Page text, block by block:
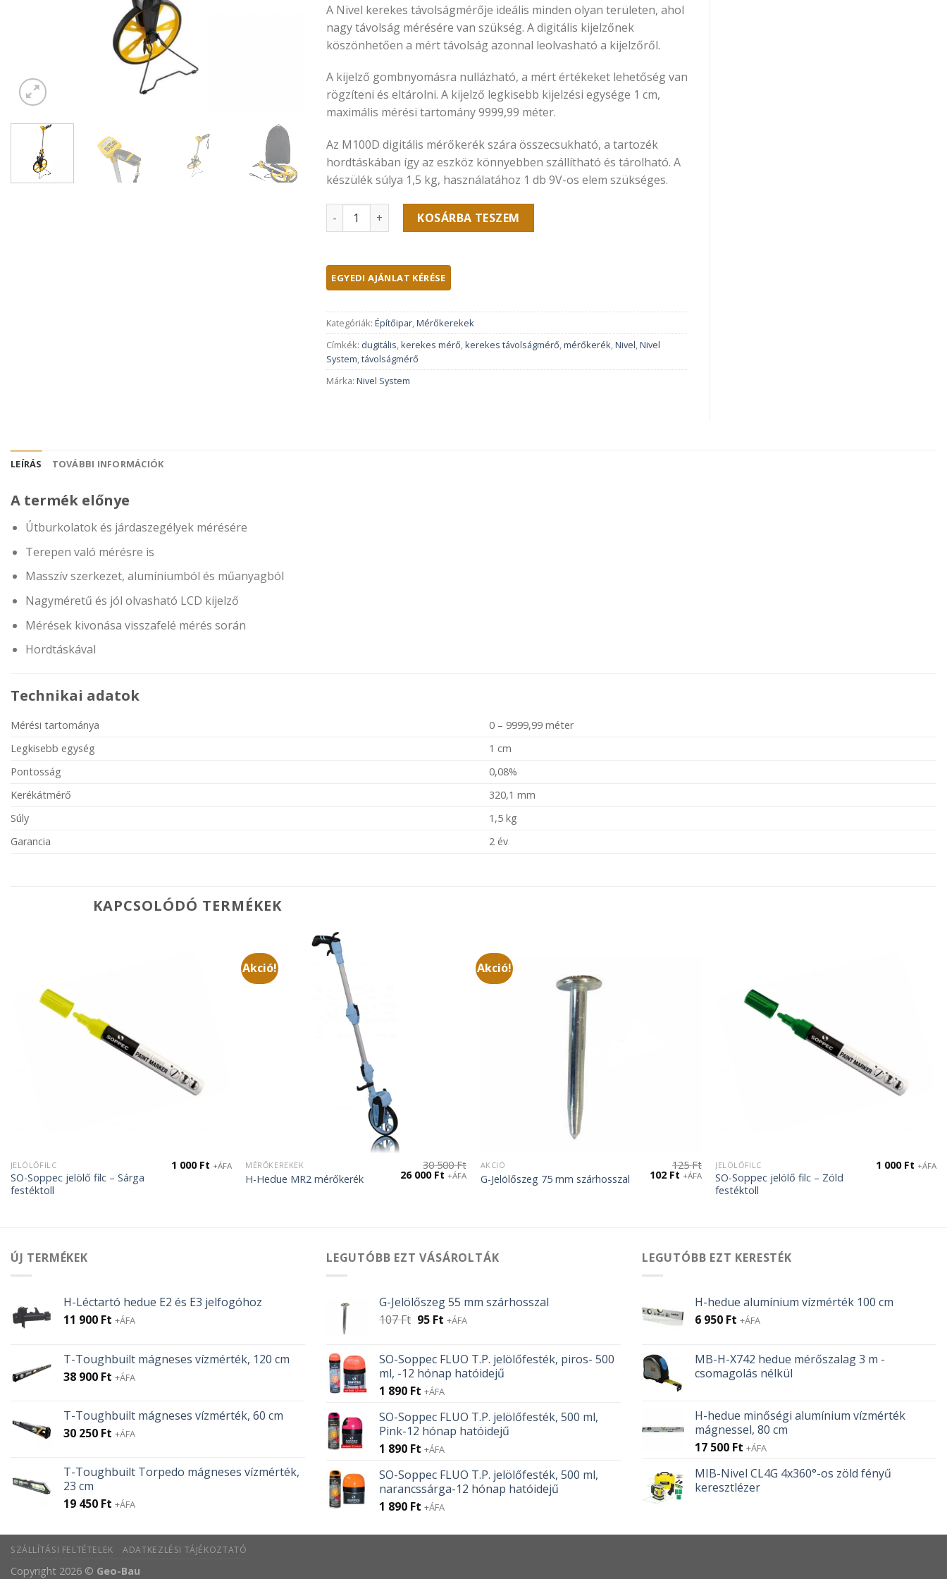
A Nivel kerekes távolságmérője ideális minden olyan területen, ahol
nagy távolság mérésére van szükség. A digitális kijelzőnek
köszönhetően a mért távolság azonnal leolvasható a kijelzőről.
A kijelző gombnyomásra nullázható, a mért értékeket lehetőség van
rögzíteni és eltárolni. A kijelző legkisebb kijelzési egysége 1 cm,
maximális mérési tartomány 9999,99 méter.
Az M100D digitális mérőkerék szára összecsukható, a tartozék
hordtáskában így az eszköz könnyebben szállítható és tárolható. A
készülék súlya 1,5 kg, használatához 1 db 9V-os elem szükséges.
N-Nivel M100D digitális mérőkerék mennyiség
KOSÁRBA TESZEM
Kategóriák: Építőipar,Mérőkerekek
Címkék: dugitális,kerekes mérő,kerekes távolságmérő,mérőkerék,Nivel,Nivel
System,távolságmérő
Márka: Nivel System
LEÍRÁS TOVÁBBI INFORMÁCIÓK
A termék előnye
Útburkolatok és járdaszegélyek mérésére
Terepen való mérésre is
Masszív szerkezet, alumíniumból és műanyagból
Nagyméretű és jól olvasható LCD kijelző
Mérések kivonása visszafelé mérés során
Hordtáskával
Technikai adatok
Mérési tartománya
0 – 9999,99 méter
Legkisebb egység
1 cm
Pontosság
0,08%
Kerékátmérő
320,1 mm
Súly
1,5 kg
Garancia
2 év
KAPCSOLÓDÓ TERMÉKEK
JELÖLŐFILC
SO-Soppec jelölő filc – Sárga
festéktoll
1 000 Ft +ÁFA
Akció!
MÉRŐKEREKEK
H-Hedue MR2 mérőkerék
30 500Ft
Original
26 000 Ft Current
+ÁFA
Akció!
AKCIÓ
G-Jelölőszeg 75 mm szárhosszal
125Ft
Original
102 FtCurrent
+ÁFA
JELÖLŐFILC
SO-Soppec jelölő filc – Zöld
festéktoll
1 000 Ft +ÁFA
ÚJ TERMÉKEK
H-Léctartó hedue E2 és E3 jelfogóhoz
11 900 Ft +ÁFA
T-Toughbuilt mágneses vízmérték, 120 cm
38 900 Ft +ÁFA
T-Toughbuilt mágneses vízmérték, 60 cm
30 250 Ft +ÁFA
T-Toughbuilt Torpedo mágneses vízmérték,
23 cm
19 450 Ft +ÁFA
LEGUTÓBB EZT VÁSÁROLTÁK
G-Jelölőszeg 55 mm szárhosszal
107Ft Original
107 Ft.
95 FtCurrent
95 Ft.
+ÁFA
SO-Soppec FLUO T.P. jelölőfesték, piros- 500
ml, -12 hónap hatóidejű
1 890 Ft +ÁFA
SO-Soppec FLUO T.P. jelölőfesték, 500 ml,
Pink-12 hónap hatóidejű
1 890 Ft +ÁFA
SO-Soppec FLUO T.P. jelölőfesték, 500 ml,
narancssárga-12 hónap hatóidejű
1 890 Ft +ÁFA
LEGUTÓBB EZT KERESTÉK
H-hedue alumínium vízmérték 100 cm
6 950 Ft +ÁFA
MB-H-X742 hedue mérőszalag 3 m -
csomagolás nélkül
H-hedue minőségi alumínium vízmérték
mágnessel, 80 cm
17 500 Ft +ÁFA
MIB-Nivel CL4G 4x360°-os zöld fényű
keresztlézer
SZÁLLÍTÁSI FELTÉTELEK ADATKEZLÉSI TÁJÉKOZTATÓ
Copyright 2026 © Geo-Bau